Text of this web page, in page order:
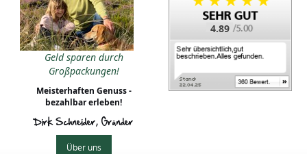
Geld sparen durch
Großpackungen!
Meisterhaften Genuss -
bezahlbar erleben!
Dirk Schneider, Gründer
Über uns
4.89